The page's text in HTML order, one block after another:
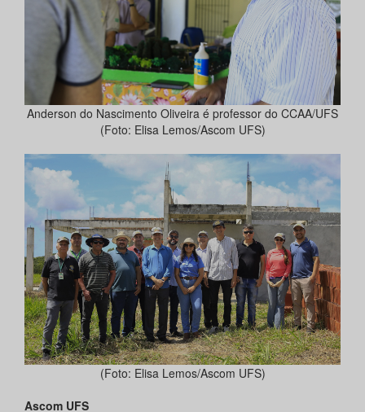
Anderson do Nascimento Oliveira é professor do CCAA/UFS
(Foto: Elisa Lemos/Ascom UFS)
(Foto: Elisa Lemos/Ascom UFS)
Ascom UFS